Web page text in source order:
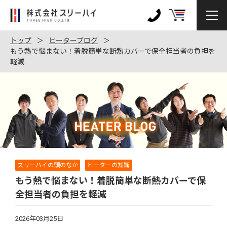
株
会
社
ス
リ
ハ
イ
128
トップ
ヒーターブログ
もう熱で悩まない！着脱簡単な断熱カバーで保全担当者の負担を
軽減
スリーハイの頭のなか ヒーターの知識
もう熱で悩まない！着脱簡単な断熱カバーで保
全担当者の負担を軽減
2026年03月25日